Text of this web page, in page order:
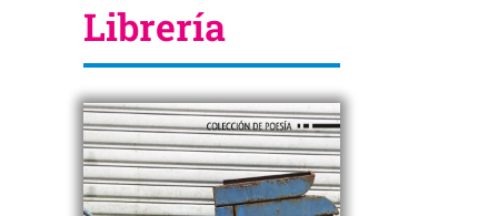
Librería